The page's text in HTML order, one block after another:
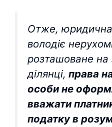
Отже,
володіє
розташоване на
ділянці, права
особи не
вважати
податку в